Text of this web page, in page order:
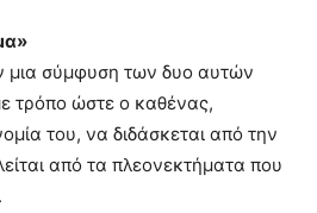
μια σύμφυση των δυο αυτών
τρόπο ώστε ο καθένας,
του, να διδάσκεται από την
από τα πλεονεκτήματα που